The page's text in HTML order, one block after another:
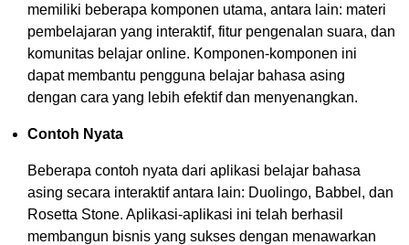
memiliki beberapa komponen utama, antara lain: materi
pembelajaran yang interaktif, fitur pengenalan suara, dan
komunitas belajar online. Komponen-komponen ini
dapat membantu pengguna belajar bahasa asing
dengan cara yang lebih efektif dan menyenangkan.
Contoh Nyata
Beberapa contoh nyata dari aplikasi belajar bahasa
asing secara interaktif antara lain: Duolingo, Babbel, dan
Rosetta Stone. Aplikasi-aplikasi ini telah berhasil
membangun bisnis yang sukses dengan menawarkan